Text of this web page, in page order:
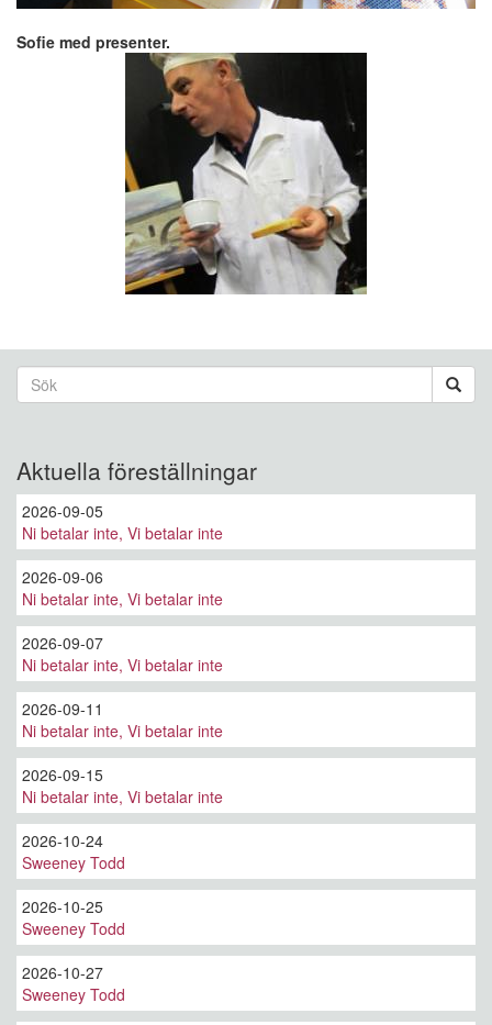
Sofie med presenter.
Sökformulär
Aktuella föreställningar
2026-09-05
Ni betalar inte, Vi betalar inte
2026-09-06
Ni betalar inte, Vi betalar inte
2026-09-07
Ni betalar inte, Vi betalar inte
2026-09-11
Ni betalar inte, Vi betalar inte
2026-09-15
Ni betalar inte, Vi betalar inte
2026-10-24
Sweeney Todd
2026-10-25
Sweeney Todd
2026-10-27
Sweeney Todd